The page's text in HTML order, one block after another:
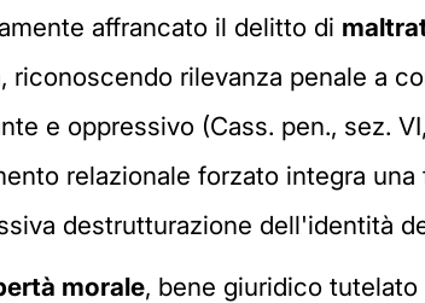
affrancato il delitto di
rilevanza penale a
e oppressivo (Cass. pen., sez.
relazionale forzato integra una
destrutturazione dell'identità
morale, bene giuridico